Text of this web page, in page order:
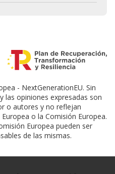
- NextGenerationEU. Sin
las opiniones expresadas son
o autores y no reflejan
o la Comisión Europea.
Europea pueden ser
de las mismas.